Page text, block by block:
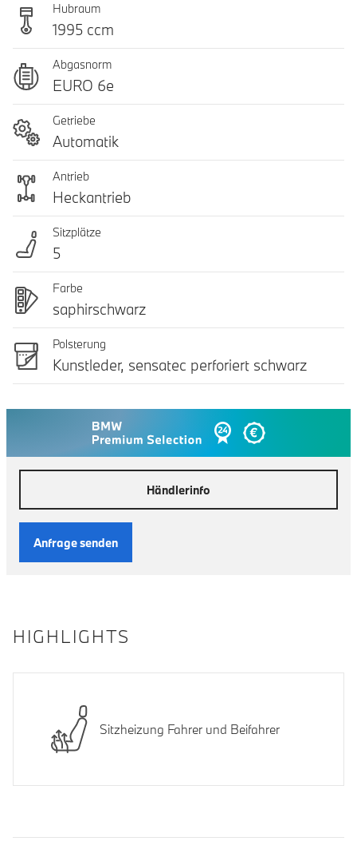
Hubraum
1995 ccm
Abgasnorm
EURO 6e
Getriebe
Automatik
Antrieb
Heckantrieb
Sitzplätze
5
Farbe
saphirschwarz
Polsterung
Kunstleder, sensatec perforiert schwarz
Händlerinfo
Anfrage senden
HIGHLIGHTS
Sitzheizung Fahrer und Beifahrer